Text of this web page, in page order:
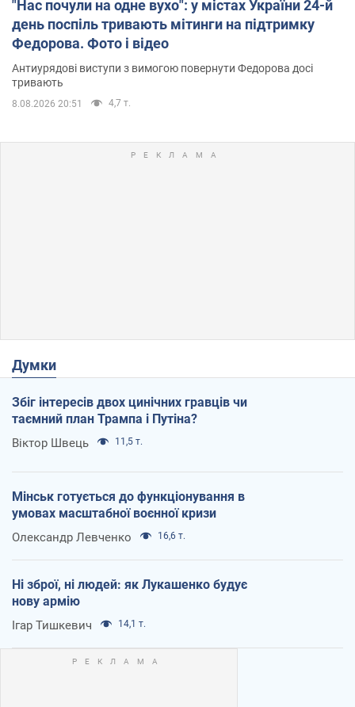
"Нас почули на одне вухо": у містах України 24-й
день поспіль тривають мітинги на підтримку
Федорова. Фото і відео
Антиурядові виступи з вимогою повернути Федорова досі
тривають
8.08.2026 20:51 4,7 т.
Думки
Збіг інтересів двох цинічних гравців чи
таємний план Трампа і Путіна?
Віктор Швець 11,5 т.
Мінськ готується до функціонування в
умовах масштабної воєнної кризи
Олександр Левченко 16,6 т.
Ні зброї, ні людей: як Лукашенко будує
нову армію
Ігар Тишкевич 14,1 т.